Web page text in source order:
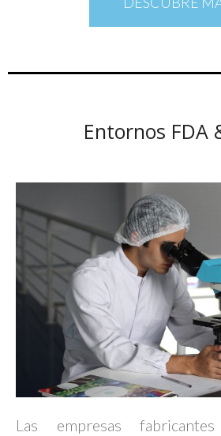
Entornos FDA
Las empresas